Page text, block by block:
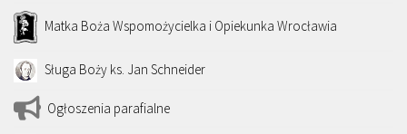
Matka Boża Wspomożycielka i Opiekunka Wrocławia
Sługa Boży ks. Jan Schneider
Ogłoszenia parafialne